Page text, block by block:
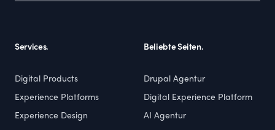
Services.
Digital Products
Experience Platforms
Experience Design
Beliebte Seiten.
Drupal Agentur
Digital Experience Platform
AI Agentur